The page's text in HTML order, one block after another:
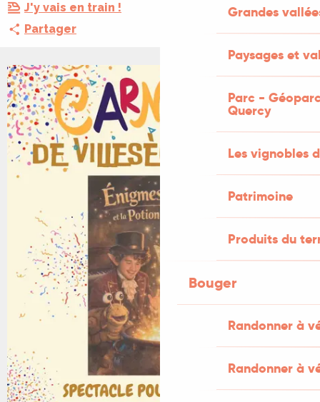
Grandes
Paysages et
Parc -
Quercy
Les vignobles
Patrimoine
Produits du
Bouger
Randonner à
Randonner à
J'y vais en train !
Partager